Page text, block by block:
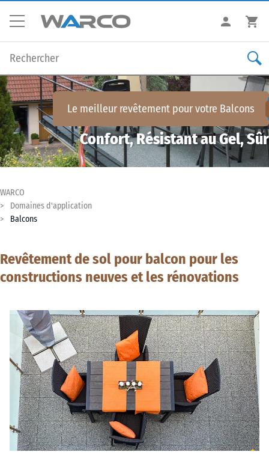
Le meilleur revêtement pour votre Balcons
Confort, Résistant au Gel, Sûr
WARCO
Domaines d'application
Balcons
Revêtement de sol pour balcon pour les
constructions neuves et les rénovations